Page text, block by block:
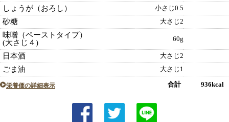
しょうが（おろし） 小さじ0.5
砂糖 大さじ2
味噌（ペーストタイプ）
(大さじ４)
60g
日本酒 大さじ2
ごま油 大さじ1
栄養価の詳細表示 合計 936kcal